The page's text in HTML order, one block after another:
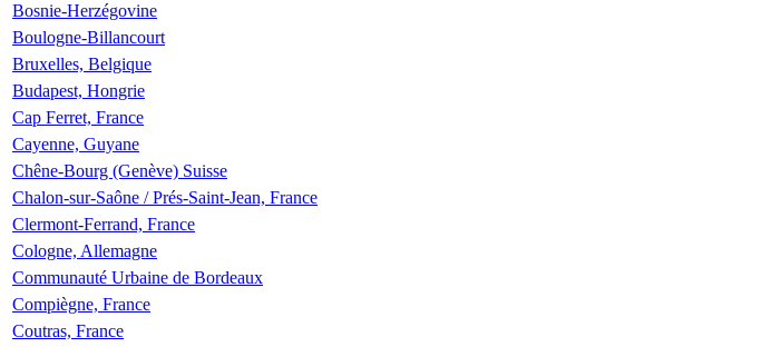
Bosnie-Herzégovine
Boulogne-Billancourt
Bruxelles, Belgique
Budapest, Hongrie
Cap Ferret, France
Cayenne, Guyane
Chêne-Bourg (Genève) Suisse
Chalon-sur-Saône / Prés-Saint-Jean, France
Clermont-Ferrand, France
Cologne, Allemagne
Communauté Urbaine de Bordeaux
Compiègne, France
Coutras, France